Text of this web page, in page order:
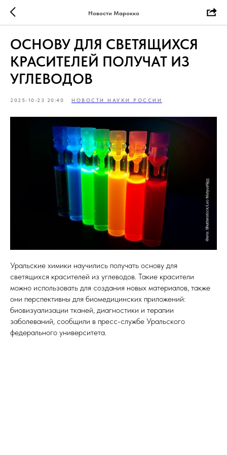
Новости Марокко
ОСНОВУ ДЛЯ СВЕТЯЩИХСЯ
КРАСИТЕЛЕЙ ПОЛУЧАТ ИЗ
УГЛЕВОДОВ
2025-10-23 20:40 НОВОСТИ НАУКИ РОССИИ
Уральские химики научились получать основу для
светящихся красителей из углеводов. Такие красители
можно использовать для создания новых материалов, также
они перспективны для биомедицинских приложений:
биовизуализации тканей, диагностики и терапии
заболеваний, сообщили в пресс-службе Уральского
федерального университета.